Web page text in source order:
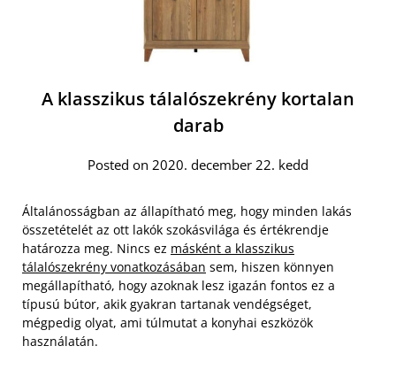
A klasszikus tálalószekrény kortalan
darab
Posted on 2020. december 22. kedd
Általánosságban az állapítható meg, hogy minden lakás
összetételét az ott lakók szokásvilága és értékrendje
határozza meg. Nincs ez másként a klasszikus
tálalószekrény vonatkozásában sem, hiszen könnyen
megállapítható, hogy azoknak lesz igazán fontos ez a
típusú bútor, akik gyakran tartanak vendégséget,
mégpedig olyat, ami túlmutat a konyhai eszközök
használatán.